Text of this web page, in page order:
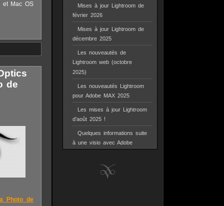
Mises à jour Lightroom de
février 2026
Mises à jour Lightroom de
décembre 2025
Les nouveautés de
Lightroom web (octobre
2025)
Les nouveautés Lightroom
pour Adobe MAX 2025
Les mises à jour Lightroom
d’août 2025 !
Quelques informations suite
à une visio avec Adobe
et Mac OS
de
Photo de